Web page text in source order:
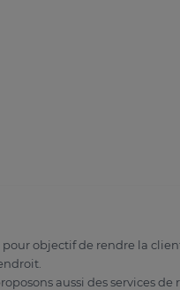
objectif de rendre la
aussi des services de